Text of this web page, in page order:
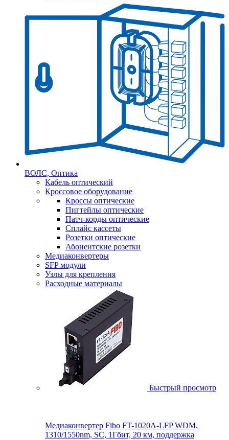
ВОЛС, Оптика
Кабель оптический
Кроссовое оборудование
Кроссы оптические
Пигтейлы оптические
Патч-корды оптические
Сплайс кассеты
Розетки оптические
Абонентские розетки
Медиаконвертеры
SFP модули
Узлы для крепления
Расходные материалы
Быстрый просмотр
Медиаконвертер Fibo FT-1020A-LFP WDM,
1310/1550nm, SC, 1Гбит, 20 км, поддержка